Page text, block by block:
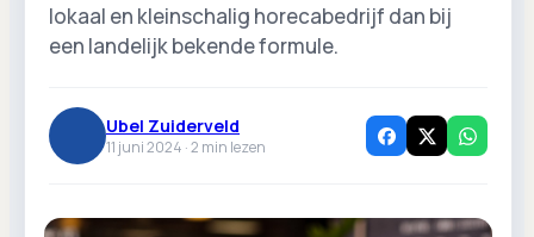
lokaal en kleinschalig horecabedrijf dan bij
een landelijk bekende formule.
Ubel Zuiderveld
11 juni 2024 ·2 min lezen